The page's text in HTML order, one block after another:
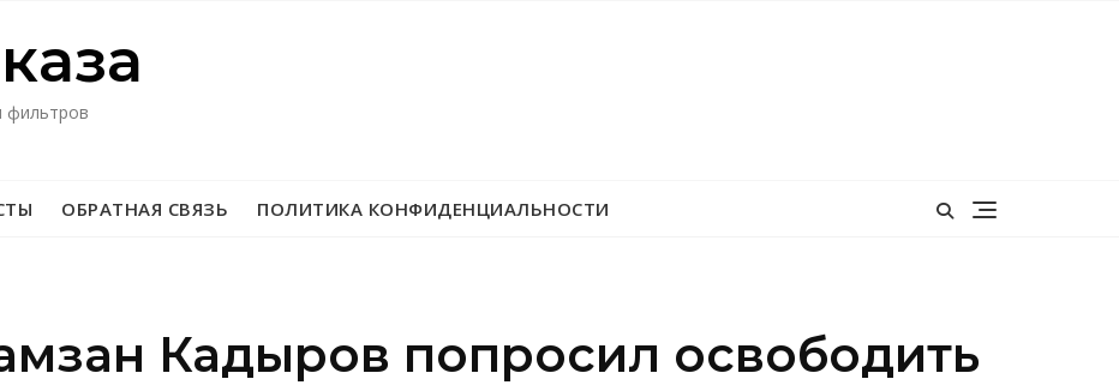
фильтров
ОБРАТНАЯ СВЯЗЬ ПОЛИТИКА КОНФИДЕНЦИАЛЬНОСТИ
Кадыров попросил освободить